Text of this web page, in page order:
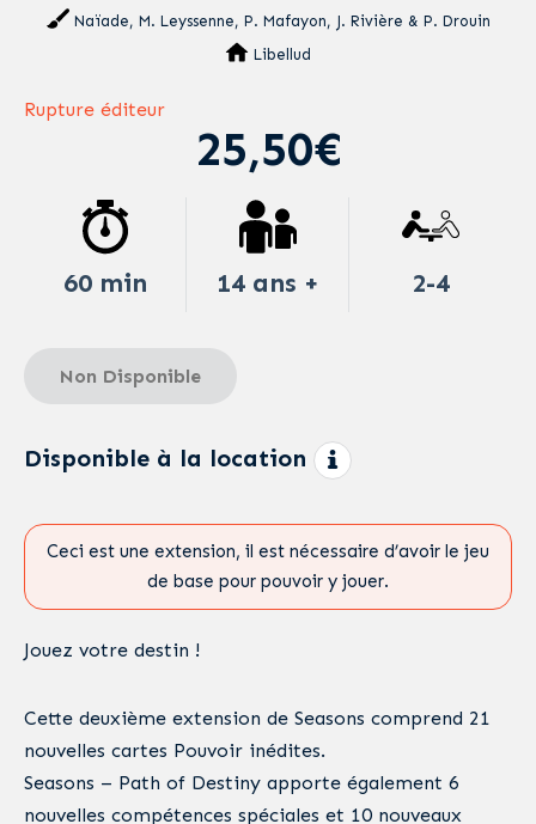
Naïade, M. Leyssenne, P. Mafayon, J. Rivière & P. Drouin
Libellud
Rupture éditeur
25,50€
60 min 14 ans + 2-4
Non Disponible
Disponible à la location
Ceci est une extension, il est nécessaire d’avoir le jeu
de base pour pouvoir y jouer.
Jouez votre destin !
Cette deuxième extension de Seasons comprend 21
nouvelles cartes Pouvoir inédites.
Seasons – Path of Destiny apporte également 6
nouvelles compétences spéciales et 10 nouveaux